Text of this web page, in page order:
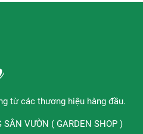
nơi khô và mát. Tránh làm
Ấn Độ. Nhãn hàng nổi bật với
từ các thương hiệu hàng đầu.
VƯỜN ( GARDEN SHOP )